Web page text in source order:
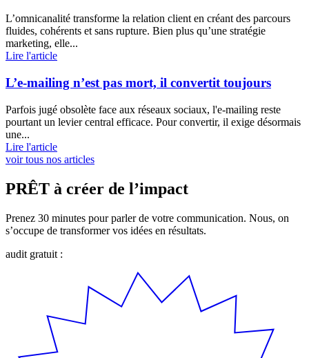
L’omnicanalité transforme la relation client en créant des parcours
fluides, cohérents et sans rupture. Bien plus qu’une stratégie
marketing, elle...
Lire l'article
L’e-mailing n’est pas mort, il convertit toujours
Parfois jugé obsolète face aux réseaux sociaux, l'e-mailing reste
pourtant un levier central efficace. Pour convertir, il exige désormais
une...
Lire l'article
voir tous nos articles
PRÊT à créer de l’impact
Prenez 30 minutes pour parler de votre communication. Nous, on
s’occupe de transformer vos idées en résultats.
audit gratuit :